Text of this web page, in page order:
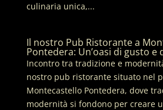
culinaria unica,...
Il nostro Pub Ristorante a
Pontedera: Un’oasi di gusto
Incontro tra tradizione e
nostro pub ristorante situato nel
Montecastello Pontedera, dove
modernità si fondono per creare